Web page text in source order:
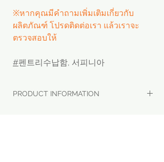
※หากคุณมีคำถามเพิ่มเติมเกี่ยวกับ
ผลิตภัณฑ์ โปรดติดต่อเรา แล้วเราจะ
ตรวจสอบให้
#펜트리수납함, 서피니아
PRODUCT INFORMATION